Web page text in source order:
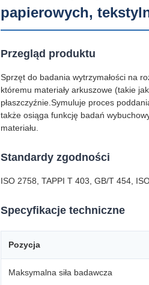
papierowych,
Przegląd produktu
Sprzęt do badania wytrzymałości na
któremu materiały arkuszowe (takie
płaszczyźnie.Symuluje proces
także osiąga funkcję badań
materiału.
Standardy zgodności
ISO 2758, TAPPI T 403, GB/T 454,
Specyfikacje techniczne
Pozycja
Maksymalna siła badawcza